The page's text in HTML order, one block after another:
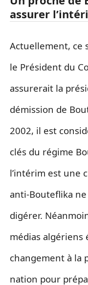
assurer
Actuellement, ce
le Président du
assurerait la
démission de
2002, il est
clés du régime
l’intérim est une
anti-Bouteflika
digérer.
médias algériens
changement à la
nation pour